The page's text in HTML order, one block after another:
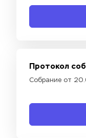
Протокол
Собрание от